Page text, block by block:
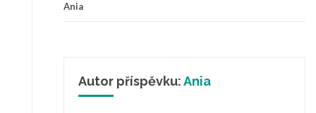
Ania
Autor příspěvku:Ania